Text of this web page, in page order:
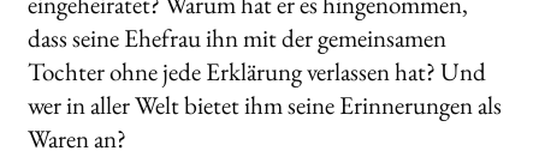
dass seine Ehefrau ihn mit der gemeinsamen
Tochter ohne jede Erklärung verlassen hat? Und
wer in aller Welt bietet ihm seine Erinnerungen als
Waren an?